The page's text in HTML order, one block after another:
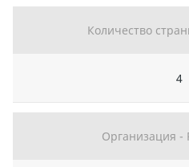
Количество
4
Организация -